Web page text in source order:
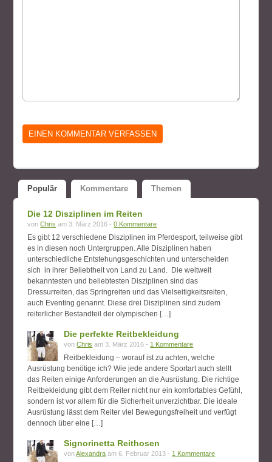
Populär Kommentare Themen
Die 12 Disziplinen im Reiten
vonChris am 3. März 2016 -0 Kommentare
Es gibt 12 verschiedene Disziplinen im Pferdesport, teilweise gibt
es in diesen noch Untergruppen. Alle Disziplinen haben
unterschiedliche Entstehungsgeschichten und unterscheiden
sich in ihrer Beliebtheit von Land zu Land. Die weltweit
bekanntesten und beliebtesten Disziplinen sind das
Dressurreiten, das Springreiten und das Vielseitigkeitsreiten,
auch Eventing genannt. Diese drei Disziplinen sind zudem
reiterlicher Bestandteil der olympischen […]
Die perfekte Reitbekleidung
vonChris am 3. März 2016 - 1 Kommentare
Reitbekleidung – worauf ist zu achten, welche
Ausrüstung benötige ich? Wie jede andere Sportart auch stellt
das Reiten einige Anforderungen an die Ausrüstung. Die richtige
Reitbekleidung gibt dem Reiter nicht nur ein komfortables Gefühl,
sondern ist vor allem für die Sicherheit unverzichtbar. Die ideale
Ausrüstung lässt dem Reiter viel Bewegungsfreiheit und verfügt
dennoch über eine […]
Signorinetta Reithosen
vonAlexandra am 6. Februar 2013 - 1 Kommentare